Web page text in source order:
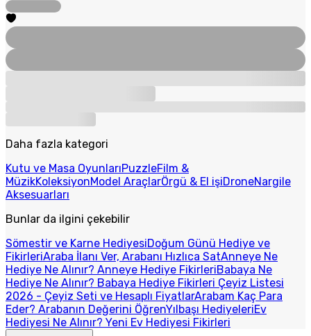
Daha fazla kategori
Kutu ve Masa OyunlarıPuzzleFilm &
MüzikKoleksiyonModel AraçlarÖrgü & El işiDroneNargile
Aksesuarları
Bunlar da ilgini çekebilir
Sömestir ve Karne HediyesiDoğum Günü Hediye ve
FikirleriAraba İlanı Ver, Arabanı Hızlıca SatAnneye Ne
Hediye Ne Alınır? Anneye Hediye FikirleriBabaya Ne
Hediye Ne Alınır? Babaya Hediye Fikirleri Çeyiz Listesi
2026 - Çeyiz Seti ve Hesaplı FiyatlarArabam Kaç Para
Eder? Arabanın Değerini ÖğrenYılbaşı HediyeleriEv
Hediyesi Ne Alınır? Yeni Ev Hediyesi Fikirleri